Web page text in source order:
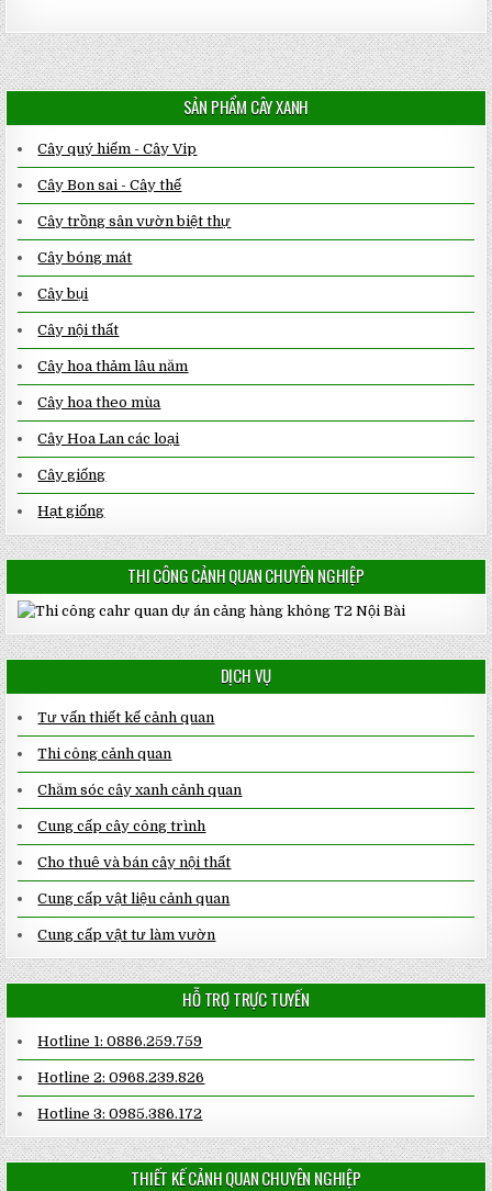
SẢN PHẨM CÂY XANH
Cây quý hiếm - Cây Vip
Cây Bon sai - Cây thế
Cây trồng sân vườn biệt thự
Cây bóng mát
Cây bụi
Cây nội thất
Cây hoa thảm lâu năm
Cây hoa theo mùa
Cây Hoa Lan các loại
Cây giống
Hạt giống
THI CÔNG CẢNH QUAN CHUYÊN NGHIỆP
DỊCH VỤ
Tư vấn thiết kế cảnh quan
Thi công cảnh quan
Chăm sóc cây xanh cảnh quan
Cung cấp cây công trình
Cho thuê và bán cây nội thất
Cung cấp vật liệu cảnh quan
Cung cấp vật tư làm vườn
HỖ TRỢ TRỰC TUYẾN
Hotline 1: 0886.259.759
Hotline 2: 0968.239.826
Hotline 3: 0985.386.172
THIẾT KẾ CẢNH QUAN CHUYÊN NGHIỆP